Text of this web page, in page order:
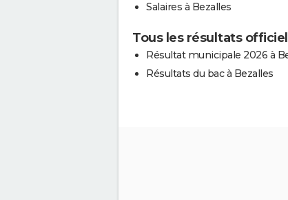
Salaires à Bezalles
Tous les résultats
Résultat municipale 2026 à
Résultats du bac à Bezalles